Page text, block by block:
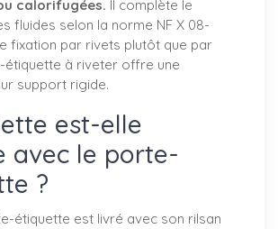
calorifugées. Il complète le
fluides selon la norme NF X 08-
fixation par rivets plutôt que par
étiquette à riveter offre une
support rigide.
est-elle
avec le porte-
?
étiquette est livré avec son rilsan